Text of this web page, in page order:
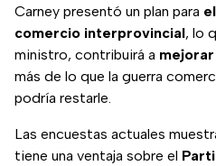
Carney presentó un plan para
comercio interprovincial, lo
ministro, contribuirá a mejorar
más de lo que la guerra
podría restarle.
Las encuestas actuales
tiene una ventaja sobre el